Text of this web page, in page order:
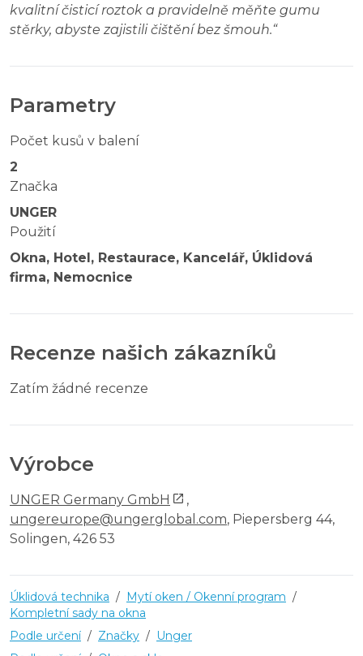
kvalitní čisticí roztok a pravidelně měňte gumu
stěrky, abyste zajistili čištění bez šmouh.“
Parametry
Počet kusů v balení
2
Značka
UNGER
Použití
Okna, Hotel, Restaurace, Kancelář, Úklidová
firma, Nemocnice
Recenze našich zákazníků
Zatím žádné recenze
Výrobce
UNGER Germany GmbH
,
ungereurope@ungerglobal.com, Piepersberg 44,
Solingen, 426 53
Úklidová technika / Mytí oken / Okenní program /
Kompletní sady na okna
Podle určení / Značky / Unger